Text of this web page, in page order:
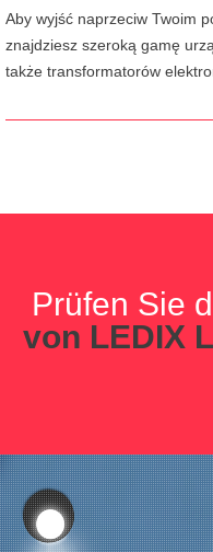
Aby wyjść naprzeciw Twoim
znajdziesz szeroką gamę
także transformatorów
Prüfen Sie
von LEDIX